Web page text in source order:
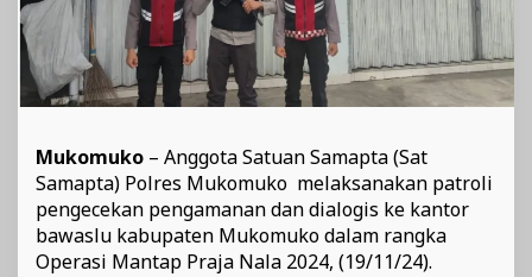
Mukomuko – Anggota Satuan Samapta (Sat
Samapta) Polres Mukomuko melaksanakan patroli
pengecekan pengamanan dan dialogis ke kantor
bawaslu kabupaten Mukomuko dalam rangka
Operasi Mantap Praja Nala 2024, (19/11/24).